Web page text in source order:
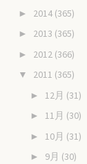
► 2014 (365)
► 2013 (365)
► 2012 (366)
▼ 2011 (365)
► 12月 (31)
► 11月 (30)
► 10月 (31)
► 9月 (30)